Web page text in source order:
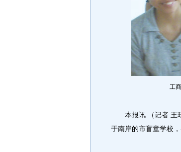
工
本报讯 （记者 王珏
于南岸的市盲童学校